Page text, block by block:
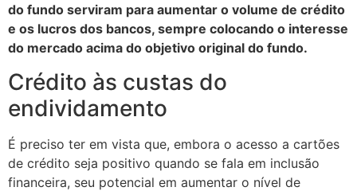
do fundo serviram para aumentar o volume de crédito
e os lucros dos bancos, sempre colocando o interesse
do mercado acima do objetivo original do fundo.
Crédito às custas do
endividamento
É preciso ter em vista que, embora o acesso a cartões
de crédito seja positivo quando se fala em inclusão
financeira, seu potencial em aumentar o nível de